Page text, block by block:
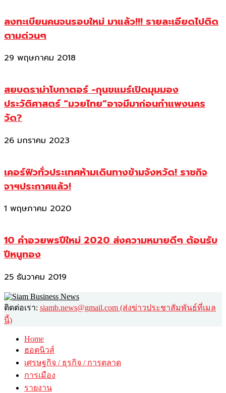
ลงทะเบียนคนจนรอบใหม่ มาแล้ว!!! รายละเอียดไปติด
ตามด่วนๆ
29 พฤษภาคม 2018
สยบดราม่าโบกาตอร์ -กุนขแมร์เปิดมุมมอง
ประวัติศาสตร์ “มวยไทย”อาจมีมาก่อนกำแพงนคร
วัด?
26 มกราคม 2023
เคอร์ฟิวทั่วประเทศห้ามเดินทางข้ามจังหวัด! ราชกิจ
จาฯประกาศแล้ว!
1 พฤษภาคม 2020
10 คำอวยพรปีใหม่ 2020 ส่งความหมายดีๆ ต้อนรับ
ปีหนูทอง
25 ธันวาคม 2019
ติดต่อเรา: siamb.news@gmail.com (ส่งข่าวประชาสัมพันธ์ที่เมล
นี้)
Home
ฮอตนิวส์
เศรษฐกิจ / ธุรกิจ / การตลาด
การเมือง
รายงาน